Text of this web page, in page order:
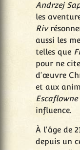
Andrzej
les
Riv
aussi les
telles que
pour ne
d'œuvre
et aux
Escaflowne
influence.
À l'âge de
depuis un